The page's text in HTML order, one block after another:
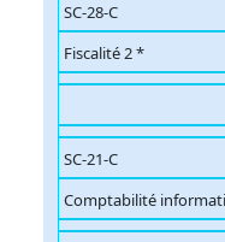
SC-28-C
Fiscalité 2 *
SC-21-C
Comptabilité